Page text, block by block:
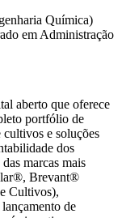
Química)
em Administração
aberto que oferece
portfólio de
cultivos e soluções
dos
marcas mais
Brevant®
Cultivos),
de